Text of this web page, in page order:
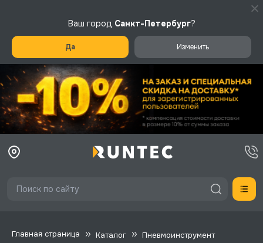
Ваш город Санкт-Петербург?
Да Изменить
Главная страница Каталог
Пневмоинструмент